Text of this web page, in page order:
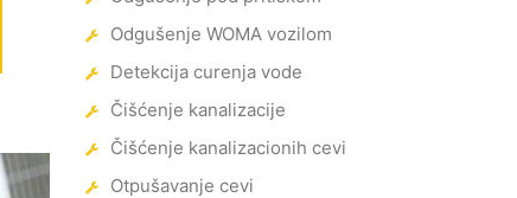
Odgušenje WOMA vozilom
Detekcija curenja vode
Čišćenje kanalizacije
Čišćenje kanalizacionih cevi
Otpušavanje cevi